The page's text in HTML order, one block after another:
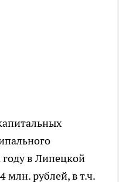
в Липецкой
млн. рублей, в т.ч.